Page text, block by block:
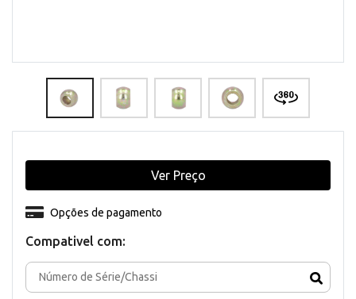
Compativel com:
Opções de pagamento
Ver Preço